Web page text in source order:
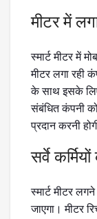
मीटर में
स्मार्ट मीटर में
मीटर लगा रही
के साथ इसके
संबंधित कंपनी
प्रदान करनी
सर्वे
स्मार्ट मीटर
जाएगा। मीटर